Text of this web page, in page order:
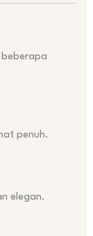
penuh.
elegan.